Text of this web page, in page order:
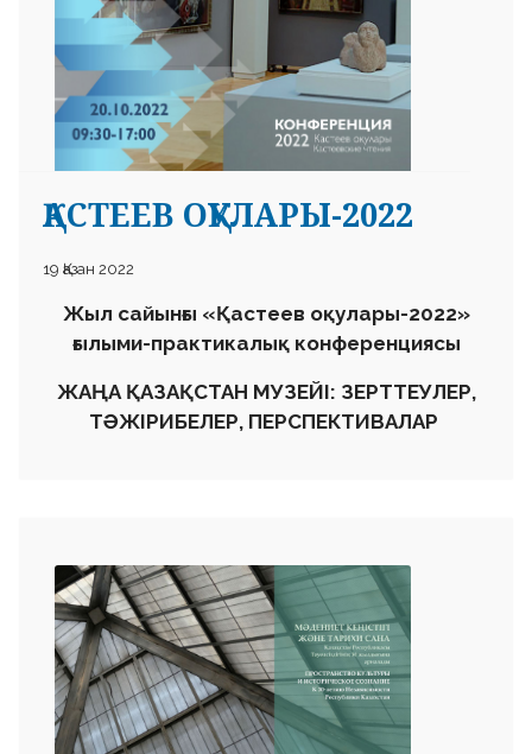
ҚАСТЕЕВ ОҚУЛАРЫ-2022
19 Қазан 2022
Жыл сайынғы «Қастеев оқулары-2022»
ғылыми-практикалық конференциясы
ЖАҢА ҚАЗАҚСТАН МУЗЕЙІ: ЗЕРТТЕУЛЕР,
ТӘЖІРИБЕЛЕР, ПЕРСПЕКТИВАЛАР